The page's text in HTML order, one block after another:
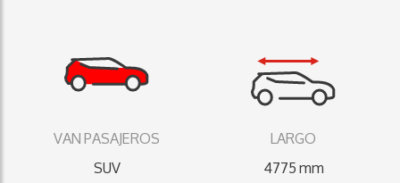
VAN PASAJEROS
SUV
LARGO
4775 mm